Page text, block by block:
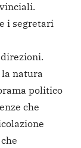
i segretari
la natura
politico
che